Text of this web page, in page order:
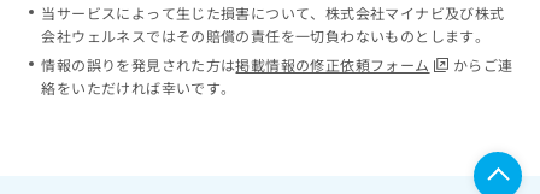
当サービスによって生じた損害について、株式会社マイナビ及び株式
会社ウェルネスではその賠償の責任を一切負わないものとします。
情報の誤りを発見された方は掲載情報の修正依頼フォーム
からご連
絡をいただければ幸いです。